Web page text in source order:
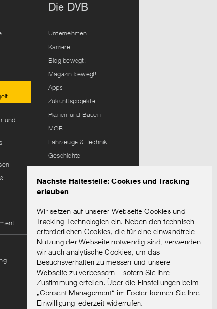
Nächste Haltestelle: Cookies und Tracking
erlauben
Wir setzen auf unserer Webseite Cookies und
Tracking-Technologien ein. Neben den technisch
erforderlichen Cookies, die für eine einwandfreie
Nutzung der Webseite notwendig sind, verwenden
wir auch analytische Cookies, um das
Besuchsverhalten zu messen und unsere
Webseite zu verbessern – sofern Sie Ihre
Zustimmung erteilen. Über die Einstellungen beim
„Consent Management“ im Footer können Sie Ihre
Einwilligung jederzeit widerrufen.
und
Die DVB
Unternehmen
Karriere
Blog bewegt!
Magazin bewegt!
Apps
Zukunftsprojekte
Planen und Bauen
MOBI
Fahrzeuge & Technik
Geschichte
Lieferantenportal
Leitungsauskunft
Mein Abo
Onlineportal Mein Abo
Mein Abo: Hinweise zur
Bestellung & Registrierung
Vorteile eines
Abonnements
Abo kündigen